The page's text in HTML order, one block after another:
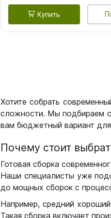
Купить
Хотите собрать
сложности. Мы подбираем
вам бюджетный вариант
Почему стоит
Готовая сборка
Наши специалисты уже
до мощных сборок с
Например, средний
Такая сборка включает